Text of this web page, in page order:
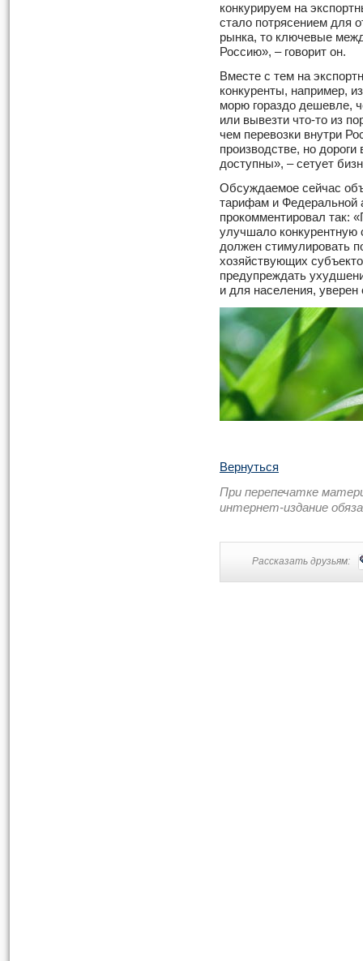
конкурируем на
стало потрясением для
рынка, то ключевые
Россию», – говорит он.
Вместе с тем на
конкуренты, например,
морю гораздо дешевле,
или вывезти что-то из
чем перевозки внутри
производстве, но
доступны», – сетует
Обсуждаемое сейчас
тарифам и Федеральной
прокомментировал так:
улучшало конкурентную
должен стимулировать
хозяйствующих
предупреждать
и для населения, уверен
Вернуться
При перепечатке
интернет-издание
Рассказать друзьям: